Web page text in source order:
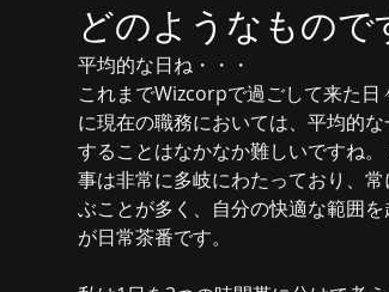
どのようなもので
平均的な日ね・・・
これまでWizcorpで過ごして来た日
に現在の職務においては、平均的
することはなかなか難しいですね
事は非常に多岐にわたっており、
ぶことが多く、自分の快適な範囲を
が日常茶番です。